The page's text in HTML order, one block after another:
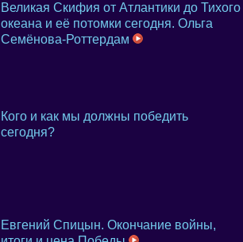
Великая Скифия от Атлантики до Тихого
океана и её потомки сегодня. Ольга
Семёнова-Роттердам
Кого и как мы должны победить
сегодня?
Евгений Спицын. Окончание войны,